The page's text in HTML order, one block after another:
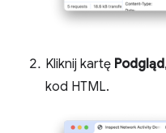
Kliknij kartę Podgląd
kod HTML.